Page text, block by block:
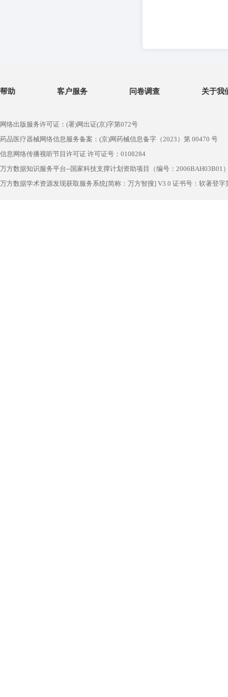
帮助 客户服务 问卷调查 关于我
网络出版服务许可证：(署)网出证(京)字第072号
药品医疗器械网络信息服务备案：(京)网药械信息备字（2023）第 00470 号
信息网络传播视听节目许可证 许可证号：0108284
万方数据知识服务平台--国家科技支撑计划资助项目（编号：2006BAH03B01
万方数据学术资源发现获取服务系统[简称：万方智搜] V3.0 证书号：软著登字